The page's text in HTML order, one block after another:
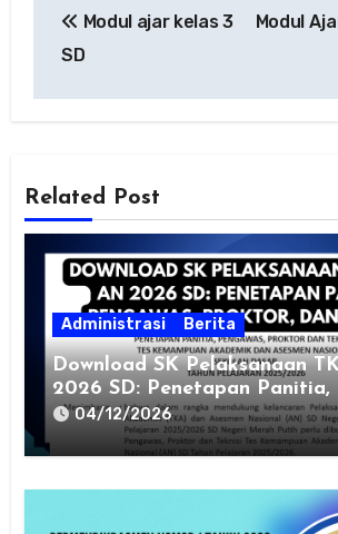
pos
Modul ajar kelas 3
SD
Modul
Related Post
Administrasi Berita
Download SK Pelaksanaan
2026 SD: Penetapan Panitia,
Proktor, dan Teknisi
04/12/2026